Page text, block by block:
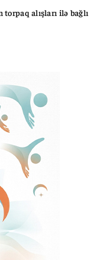
alışları ilə bağlı